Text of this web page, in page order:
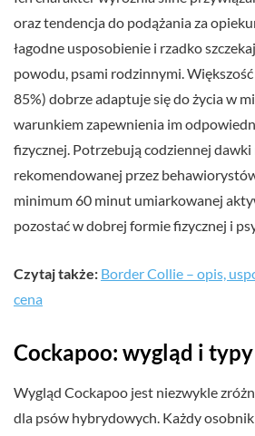
oraz tendencja do podążania za
łagodne usposobienie i rzadko
powodu, psami rodzinnymi.
85%) dobrze adaptuje się do życia w
warunkiem zapewnienia im
fizycznej. Potrzebują codziennej dawki
rekomendowanej przez
minimum 60 minut umiarkowanej
pozostać w dobrej formie fizycznej i
Czytaj także: Border Collie – opis,
cena
Cockapoo: wygląd i
Wygląd Cockapoo jest niezwykle
dla psów hybrydowych. Każdy